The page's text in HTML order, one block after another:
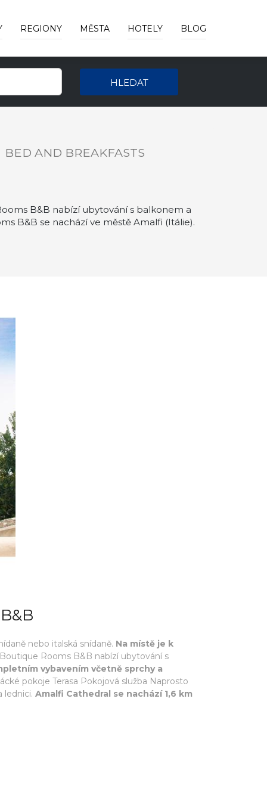
REGIONY MĚSTA HOTELY BLOG
HLEDAT
BED AND BREAKFASTS
B&B nabízí ubytování s balkonem a
B&B se nachází ve městě Amalfi (Itálie).
nebo italská snídaně. Na místě je k
Rooms B&B nabízí ubytování s
vybavením včetně sprchy a
pokoje Terasa Pokojová služba Naprosto
lednici. Amalfi Cathedral se nachází 1,6 km